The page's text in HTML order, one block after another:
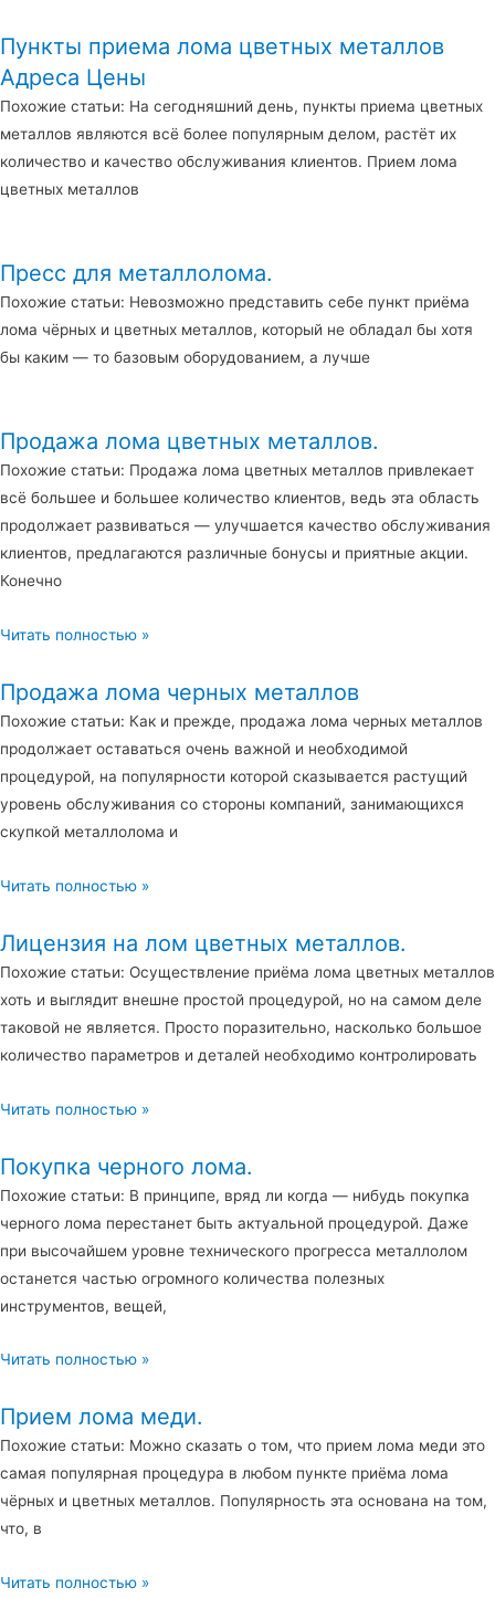
Пункты приема лома цветных металлов
Адреса Цены
Похожие статьи: На сегодняшний день, пункты приема цветных
металлов являются всё более популярным делом, растёт их
количество и качество обслуживания клиентов. Прием лома
цветных металлов
Пресс для металлолома.
Похожие статьи: Невозможно представить себе пункт приёма
лома чёрных и цветных металлов, который не обладал бы хотя
бы каким — то базовым оборудованием, а лучше
Продажа лома цветных металлов.
Похожие статьи: Продажа лома цветных металлов привлекает
всё большее и большее количество клиентов, ведь эта область
продолжает развиваться — улучшается качество обслуживания
клиентов, предлагаются различные бонусы и приятные акции.
Конечно
Читать полностью »
Продажа лома черных металлов
Похожие статьи: Как и прежде, продажа лома черных металлов
продолжает оставаться очень важной и необходимой
процедурой, на популярности которой сказывается растущий
уровень обслуживания со стороны компаний, занимающихся
скупкой металлолома и
Читать полностью »
Лицензия на лом цветных металлов.
Похожие статьи: Осуществление приёма лома цветных металлов
хоть и выглядит внешне простой процедурой, но на самом деле
таковой не является. Просто поразительно, насколько большое
количество параметров и деталей необходимо контролировать
Читать полностью »
Покупка черного лома.
Похожие статьи: В принципе, вряд ли когда — нибудь покупка
черного лома перестанет быть актуальной процедурой. Даже
при высочайшем уровне технического прогресса металлолом
останется частью огромного количества полезных
инструментов, вещей,
Читать полностью »
Прием лома меди.
Похожие статьи: Можно сказать о том, что прием лома меди это
самая популярная процедура в любом пункте приёма лома
чёрных и цветных металлов. Популярность эта основана на том,
что, в
Читать полностью »